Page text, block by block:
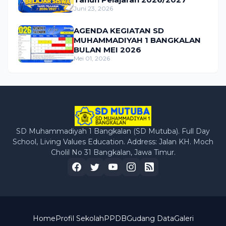
Juni 23, 2026
AGENDA KEGIATAN SD
MUHAMMADIYAH 1 BANGKALAN
BULAN MEI 2026
Mei 01, 2026
SD Muhammadiyah 1 Bangkalan (SD Mutuba). Full Day
School, Living Values Education. Address: Jalan KH. Moch
Cholil No 31 Bangkalan, Jawa Timur.
HomeProfil SekolahPPDBGudang DataGaleri